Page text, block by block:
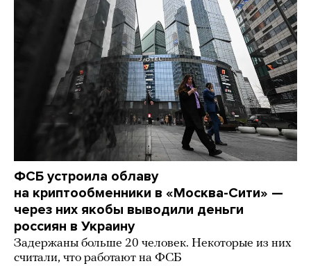
ФСБ устроила облаву
на криптообменники в «Москва-Сити» —
через них якобы выводили деньги
россиян в Украину
Задержаны больше 20 человек. Некоторые из них
считали, что работают на ФСБ